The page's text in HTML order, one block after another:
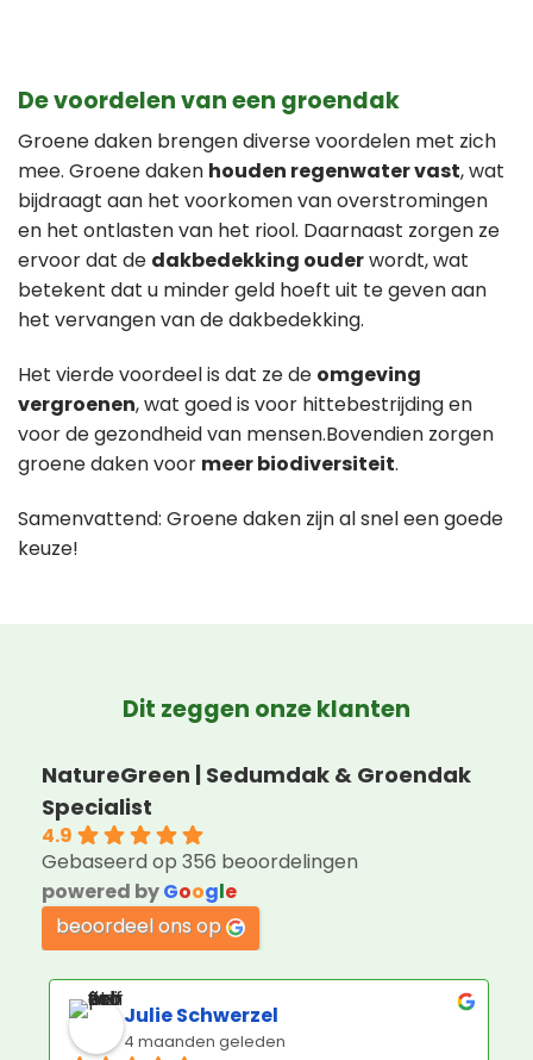
De voordelen van een groendak
Groene daken brengen diverse voordelen met zich
mee. Groene daken houden regenwater vast, wat
bijdraagt aan het voorkomen van overstromingen
en het ontlasten van het riool. Daarnaast zorgen ze
ervoor dat de dakbedekking ouderwordt, wat
betekent dat u minder geld hoeft uit te geven aan
het vervangen van de dakbedekking.
Het vierde voordeel is dat ze de omgeving
vergroenen, wat goed is voor hittebestrijding en
voor de gezondheid van mensen.Bovendien zorgen
groene daken voor meer biodiversiteit.
Samenvattend: Groene daken zijn al snel een goede
keuze!
Dit zeggen onze klanten
NatureGreen | Sedumdak & Groendak
Specialist
4.9
Gebaseerd op 356 beoordelingen
powered byGoogle
beoordeel ons op
R P Dijkstra
2 maanden geleden